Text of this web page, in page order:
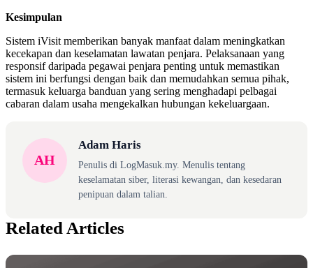
Kesimpulan
Sistem iVisit memberikan banyak manfaat dalam meningkatkan
kecekapan dan keselamatan lawatan penjara. Pelaksanaan yang
responsif daripada pegawai penjara penting untuk memastikan
sistem ini berfungsi dengan baik dan memudahkan semua pihak,
termasuk keluarga banduan yang sering menghadapi pelbagai
cabaran dalam usaha mengekalkan hubungan kekeluargaan.
AH
Adam Haris
Penulis di LogMasuk.my. Menulis tentang
keselamatan siber, literasi kewangan, dan kesedaran
penipuan dalam talian.
Related Articles